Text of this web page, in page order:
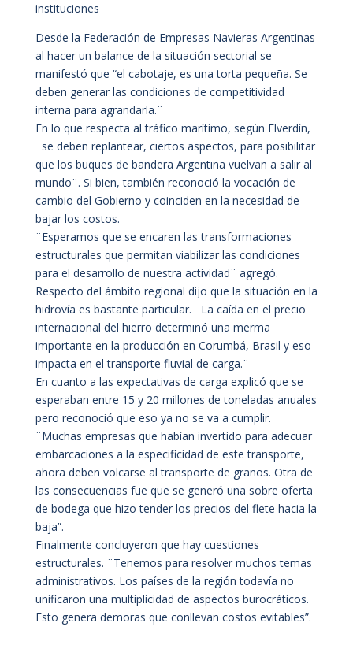
instituciones
Desde la Federación de Empresas Navieras Argentinas
al hacer un balance de la situación sectorial se
manifestó que “el cabotaje, es una torta pequeña. Se
deben generar las condiciones de competitividad
interna para agrandarla.¨
En lo que respecta al tráfico marítimo, según Elverdín,
¨se deben replantear, ciertos aspectos, para posibilitar
que los buques de bandera Argentina vuelvan a salir al
mundo¨. Si bien, también reconoció la vocación de
cambio del Gobierno y coinciden en la necesidad de
bajar los costos.
¨Esperamos que se encaren las transformaciones
estructurales que permitan viabilizar las condiciones
para el desarrollo de nuestra actividad¨ agregó.
Respecto del ámbito regional dijo que la situación en la
hidrovía es bastante particular. ¨La caída en el precio
internacional del hierro determinó una merma
importante en la producción en Corumbá, Brasil y eso
impacta en el transporte fluvial de carga.¨
En cuanto a las expectativas de carga explicó que se
esperaban entre 15 y 20 millones de toneladas anuales
pero reconoció que eso ya no se va a cumplir.
¨Muchas empresas que habían invertido para adecuar
embarcaciones a la especificidad de este transporte,
ahora deben volcarse al transporte de granos. Otra de
las consecuencias fue que se generó una sobre oferta
de bodega que hizo tender los precios del flete hacia la
baja”.
Finalmente concluyeron que hay cuestiones
estructurales. ¨Tenemos para resolver muchos temas
administrativos. Los países de la región todavía no
unificaron una multiplicidad de aspectos burocráticos.
Esto genera demoras que conllevan costos evitables”.